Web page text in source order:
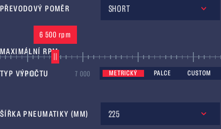
PŘEVODOVÝ POMĚR SHORT
MAXIMÁLNÍ RPM
6 500 rpm
6 000 7 000 8 000 9 000
TYP VÝPOČTU METRICKÝ PALCE CUSTOM
ŠÍŘKA PNEUMATIKY (MM) 225